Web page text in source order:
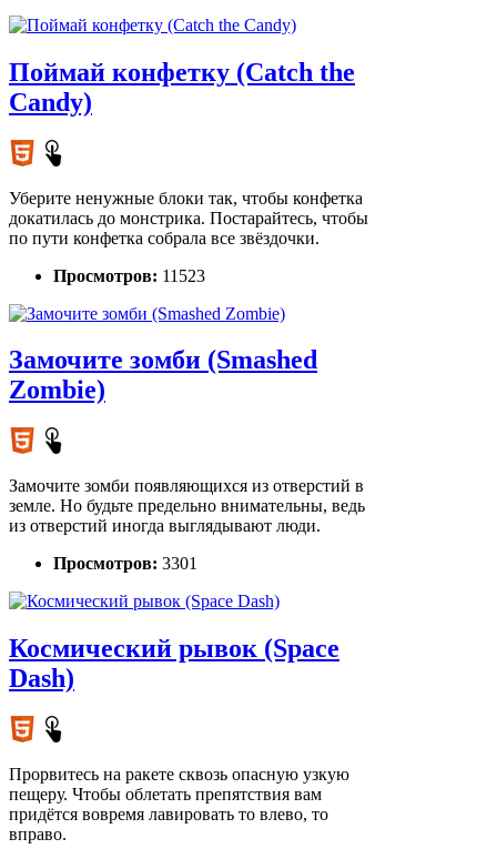
Поймай конфетку (Catch the
Candy)
Уберите ненужные блоки так, чтобы конфетка
докатилась до монстрика. Постарайтесь, чтобы
по пути конфетка собрала все звёздочки.
Просмотров: 11523
Замочите зомби (Smashed
Zombie)
Замочите зомби появляющихся из отверстий в
земле. Но будьте предельно внимательны, ведь
из отверстий иногда выглядывают люди.
Просмотров: 3301
Космический рывок (Space
Dash)
Прорвитесь на ракете сквозь опасную узкую
пещеру. Чтобы облетать препятствия вам
придётся вовремя лавировать то влево, то
вправо.